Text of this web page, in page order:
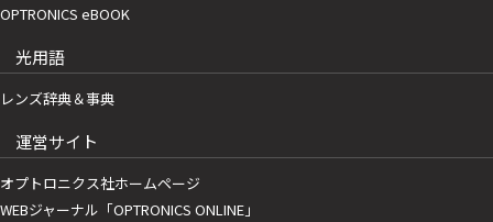
OPTRONICS eBOOK
光用語
レンズ辞典＆事典
運営サイト
オプトロニクス社ホームページ
WEBジャーナル「OPTRONICS ONLINE」